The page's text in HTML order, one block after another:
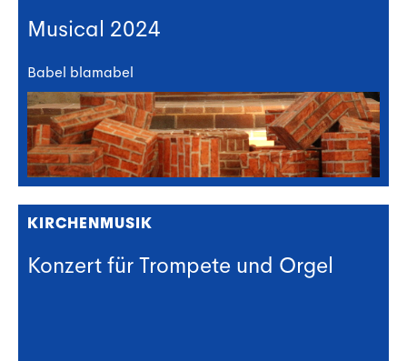
Musical 2024
Babel blamabel
KIRCHENMUSIK
Konzert für Trompete und Orgel